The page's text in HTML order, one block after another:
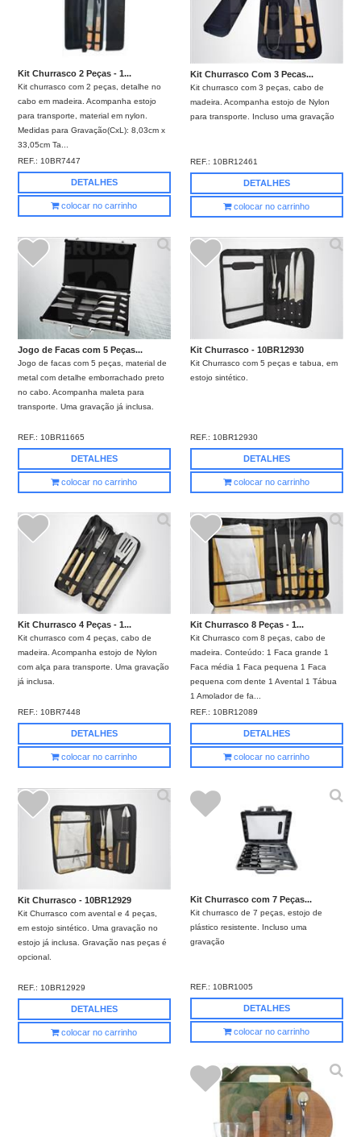
Kit Churrasco 2 Peças - 1...
Kit churrasco com 2 peças, detalhe no
cabo em madeira. Acompanha estojo
para transporte, material em nylon.
Medidas para Gravação(CxL): 8,03cm x
33,05cm Ta...
REF.:10BR7447
DETALHES
colocar no carrinho
Kit Churrasco Com 3 Pecas...
Kit churrasco com 3 peças, cabo de
madeira. Acompanha estojo de Nylon
para transporte. Incluso uma gravação
REF.: 10BR12461
DETALHES
colocar no carrinho
Jogo de Facas com 5 Peças...
Jogo de facas com 5 peças, material de
metal com detalhe emborrachado preto
no cabo. Acompanha maleta para
transporte. Uma gravação já inclusa.
REF.: 10BR11665
DETALHES
colocar no carrinho
Kit Churrasco - 10BR12930
Kit Churrasco com 5 peças e tabua, em
estojo sintético.
REF.: 10BR12930
DETALHES
colocar no carrinho
Kit Churrasco 4 Peças - 1...
Kit churrasco com 4 peças, cabo de
madeira. Acompanha estojo de Nylon
com alça para transporte. Uma gravação
já inclusa.
REF.:10BR7448
DETALHES
colocar no carrinho
Kit Churrasco 8 Peças - 1...
Kit Churrasco com 8 peças, cabo de
madeira. Conteúdo: 1 Faca grande 1
Faca média 1 Faca pequena 1 Faca
pequena com dente 1 Avental 1 Tábua
1 Amolador de fa...
REF.:10BR12089
DETALHES
colocar no carrinho
Kit Churrasco - 10BR12929
Kit Churrasco com avental e 4 peças,
em estojo sintético. Uma gravação no
estojo já inclusa. Gravação nas peças é
opcional.
REF.: 10BR12929
DETALHES
colocar no carrinho
Kit Churrasco com 7 Peças...
Kit churrasco de 7 peças, estojo de
plástico resistente. Incluso uma
gravação
REF.:10BR1005
DETALHES
colocar no carrinho